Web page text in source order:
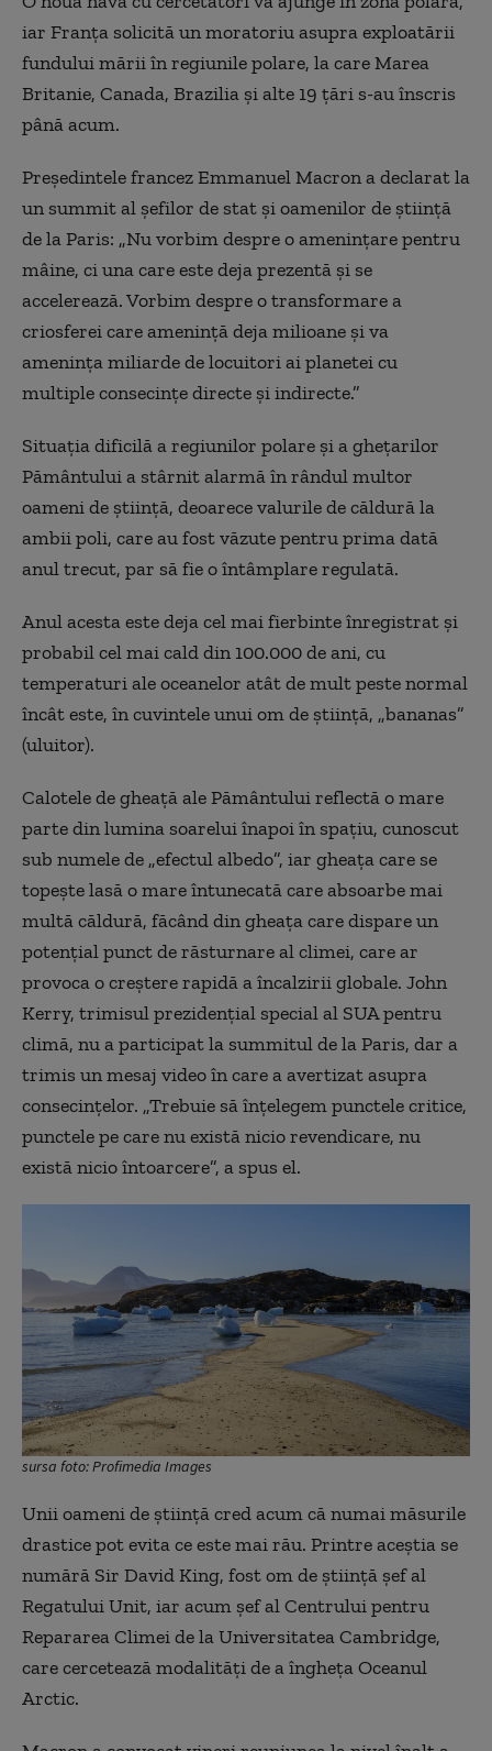
iar Franța solicită un moratoriu asupra exploatării
fundului mării în regiunile polare, la care Marea
Britanie, Canada, Brazilia și alte 19 țări s-au înscris
până acum.
Președintele francez Emmanuel Macron a declarat la
un summit al șefilor de stat și oamenilor de știință
de la Paris: „Nu vorbim despre o amenințare pentru
mâine, ci una care este deja prezentă și se
accelerează. Vorbim despre o transformare a
criosferei care amenință deja milioane și va
amenința miliarde de locuitori ai planetei cu
multiple consecințe directe și indirecte.”
Situația dificilă a regiunilor polare și a ghețarilor
Pământului a stârnit alarmă în rândul multor
oameni de știință, deoarece valurile de căldură la
ambii poli, care au fost văzute pentru prima dată
anul trecut, par să fie o întâmplare regulată.
Anul acesta este deja cel mai fierbinte înregistrat și
probabil cel mai cald din 100.000 de ani, cu
temperaturi ale oceanelor atât de mult peste normal
încât este, în cuvintele unui om de știință, „bananas”
(uluitor).
Calotele de gheață ale Pământului reflectă o mare
parte din lumina soarelui înapoi în spațiu, cunoscut
sub numele de „efectul albedo”, iar gheața care se
topește lasă o mare întunecată care absoarbe mai
multă căldură, făcând din gheața care dispare un
potențial punct de răsturnare al climei, care ar
provoca o creștere rapidă a încalzirii globale. John
Kerry, trimisul prezidențial special al SUA pentru
climă, nu a participat la summitul de la Paris, dar a
trimis un mesaj video în care a avertizat asupra
consecințelor. „Trebuie să înțelegem punctele critice,
punctele pe care nu există nicio revendicare, nu
există nicio întoarcere”, a spus el.
sursa foto: Profimedia Images
Unii oameni de știință cred acum că numai măsurile
drastice pot evita ce este mai rău. Printre aceștia se
numără Sir David King, fost om de știință șef al
Regatului Unit, iar acum șef al Centrului pentru
Repararea Climei de la Universitatea Cambridge,
care cercetează modalități de a îngheța Oceanul
Arctic.